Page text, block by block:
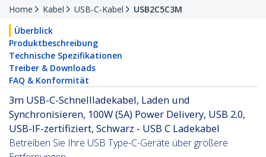
Home Kabel USB-C-Kabel
USB2C5C3M
Überblick
Produktbeschreibung
Technische Spezifikationen
Treiber & Downloads
FAQ & Konformität
3m USB-C-Schnellladekabel, Laden und
Synchronisieren, 100W (5A) Power Delivery, USB 2.0,
USB-IF-zertifiziert, Schwarz - USB C Ladekabel
Betreiben Sie Ihre USB Type-C-Geräte über größere